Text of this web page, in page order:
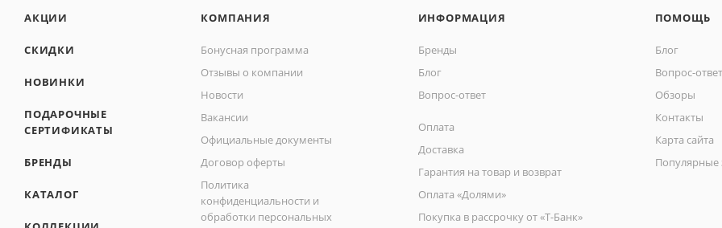
АКЦИИ
СКИДКИ
НОВИНКИ
ПОДАРОЧНЫЕ
СЕРТИФИКАТЫ
БРЕНДЫ
КАТАЛОГ
КОМПАНИЯ
Бонусная программа
Отзывы о компании
Новости
Вакансии
Официальные документы
Договор оферты
Политика
конфиденциальности и
обработки персональных
ИНФОРМАЦИЯ
Бренды
Блог
Вопрос-ответ
Оплата
Доставка
Гарантия на товар и возврат
Оплата «Долями»
Покупка в рассрочку от «Т-Банк»
ПОМОЩЬ
Блог
Вопрос-ответ
Обзоры
Контакты
Карта сайта
Популярные